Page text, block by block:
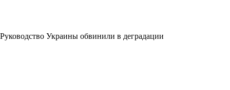
Руководство Украины обвинили в деградации